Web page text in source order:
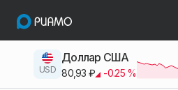
USD
Доллар США
80,93 ₽ -0.25%